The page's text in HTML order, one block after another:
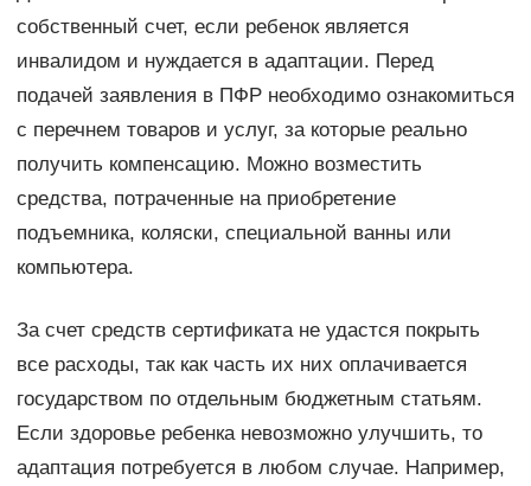
собственный счет, если ребенок является
инвалидом и нуждается в адаптации. Перед
подачей заявления в ПФР необходимо ознакомиться
с перечнем товаров и услуг, за которые реально
получить компенсацию. Можно возместить
средства, потраченные на приобретение
подъемника, коляски, специальной ванны или
компьютера.
За счет средств сертификата не удастся покрыть
все расходы, так как часть их них оплачивается
государством по отдельным бюджетным статьям.
Если здоровье ребенка невозможно улучшить, то
адаптация потребуется в любом случае. Например,